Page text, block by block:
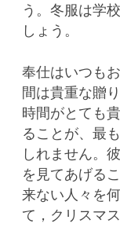
う。冬服は学
しょう。
奉仕はいつも
間は貴重な贈
時間がとても
ることが、最
しれません。
を見てあげる
来ない人々を
て，クリスマ